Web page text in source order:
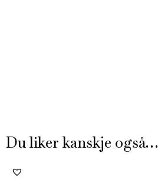
Du liker kanskje også…